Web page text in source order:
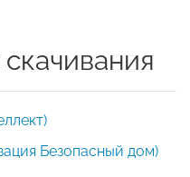
Безопасный дом)